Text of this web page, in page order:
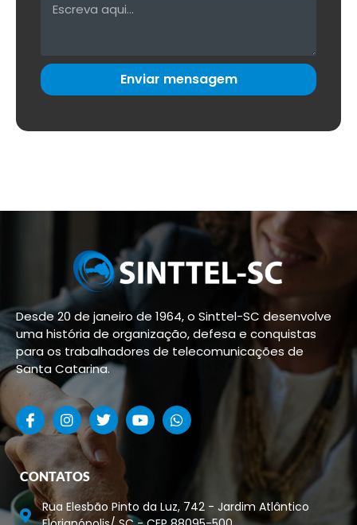
Enviar mensagem
Desde 20 de janeiro de 1964, o Sinttel-SC desenvolve
uma história de organização, defesa e conquistas
para os trabalhadores de telecomunicações de
Santa Catarina.
CONTATOS
Rua Elesbão Pinto da Luz, 742 - Jardim Atlântico